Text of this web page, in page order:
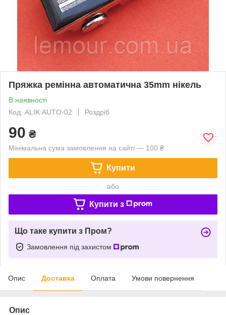
Пряжка ремінна автоматична 35mm нікель
В наявності
Код: ALIK:AUTO-02
Роздріб
90 ₴
Мінімальна сума замовлення на сайті — 100 ₴
Купити
або
Купити з
Що таке купити з Пром?
Замовлення під захистом
Опис Доставка Оплата Умови повернення
Опис